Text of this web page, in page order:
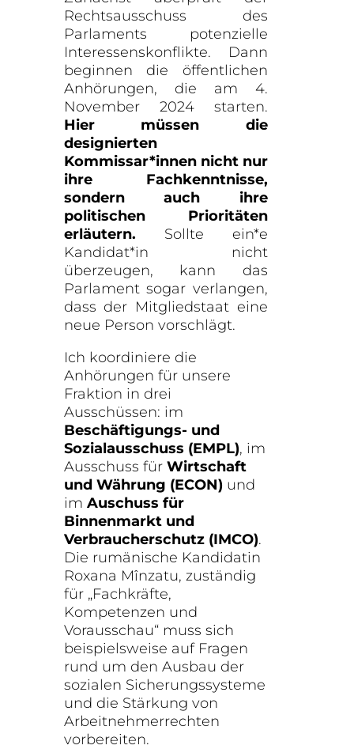
Rechtsausschuss des
Parlaments potenzielle
Interessenskonflikte. Dann
beginnen die öffentlichen
Anhörungen, die am 4.
November 2024 starten.
Hier müssen die
designierten
Kommissar*innen nicht nur
ihre Fachkenntnisse,
sondern auch ihre
politischen Prioritäten
erläutern. Sollte ein*e
Kandidat*in nicht
überzeugen, kann das
Parlament sogar verlangen,
dass der Mitgliedstaat eine
neue Person vorschlägt.
Ich koordiniere die
Anhörungen für unsere
Fraktion in drei
Ausschüssen: im
Beschäftigungs- und
Sozialausschuss (EMPL), im
Ausschuss für Wirtschaft
und Währung (ECON)und
im Auschuss für
Binnenmarkt und
Verbraucherschutz (IMCO).
Die rumänische Kandidatin
Roxana Mînzatu, zuständig
für „Fachkräfte,
Kompetenzen und
Vorausschau“ muss sich
beispielsweise auf Fragen
rund um den Ausbau der
sozialen Sicherungssysteme
und die Stärkung von
Arbeitnehmerrechten
vorbereiten.